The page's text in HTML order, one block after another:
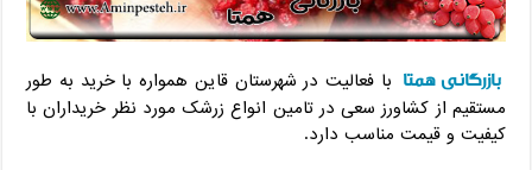
بازرگانی همتا با فعالیت در شهرستان قاین همواره با خرید به طور
مستقیم از کشاورز سعی در تامین انواع زرشک مورد نظر خریداران با
کیفیت و قیمت مناسب دارد.